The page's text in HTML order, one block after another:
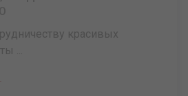
красивых
...